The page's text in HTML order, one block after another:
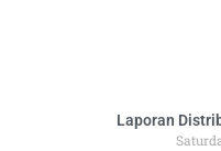
Laporan